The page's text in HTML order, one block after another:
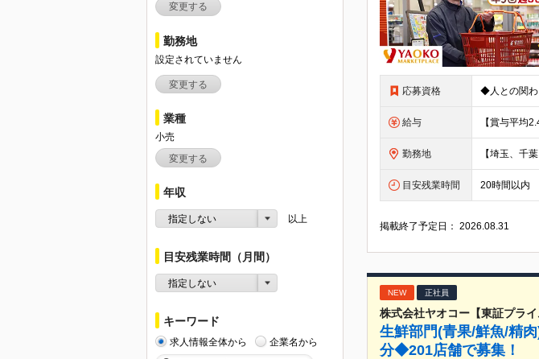
変更する
勤務地
設定されていません
変更する
業種
小売
変更する
年収
指定しない 以上
目安残業時間（月間）
指定しない
キーワード
求人情報全体から 企業名から
応募資格
給与
勤務地
目安残業時間 20時間以内
掲載終了予定日：2026.08.31
NEW 正社員
株式会社ヤオコー【東証プライ
生鮮部門(青果/鮮魚/精
分◆201店舗で募集！